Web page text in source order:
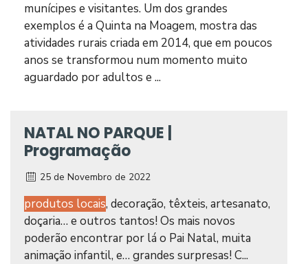
munícipes e visitantes. Um dos grandes
exemplos é a Quinta na Moagem, mostra das
atividades rurais criada em 2014, que em poucos
anos se transformou num momento muito
aguardado por adultos e ...
NATAL NO PARQUE |
Programação
25 de Novembro de 2022
produtos locais, decoração, têxteis, artesanato,
doçaria… e outros tantos! Os mais novos
poderão encontrar por lá o Pai Natal, muita
animação infantil, e… grandes surpresas! C...